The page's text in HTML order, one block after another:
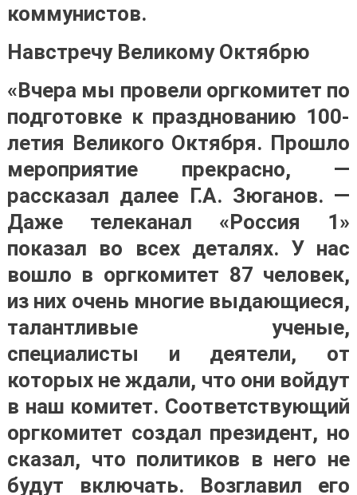
коммунистов.
Навстречу Великому Октябрю
«Вчера мы провели оргкомитет по
подготовке к празднованию 100-
летия Великого Октября. Прошло
мероприятие прекрасно, —
рассказал далее Г.А. Зюганов. —
Даже телеканал «Россия 1»
показал во всех деталях. У нас
вошло в оргкомитет 87 человек,
из них очень многие выдающиеся,
талантливые ученые,
специалисты и деятели, от
которых не ждали, что они войдут
в наш комитет. Соответствующий
оргкомитет создал президент, но
сказал, что политиков в него не
будут включать. Возглавил его